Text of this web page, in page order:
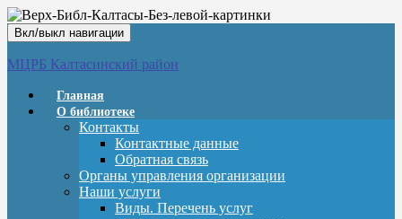
Вкл/выкл навигации
МЦРБ Калтасинский район
Главная
О библиотеке
Контакты
Контактные данные
Обратная связь
Органы управления организации
Наши услуги
Виды. Перечень услуг